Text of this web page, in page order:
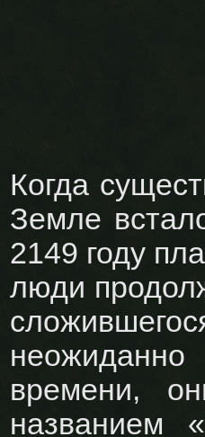
Когда
Земле
2149 году
люди
времени,
названием